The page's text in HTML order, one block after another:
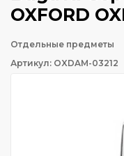
OXFORD
Отдельные предметы
Артикул: OXDAM-03212